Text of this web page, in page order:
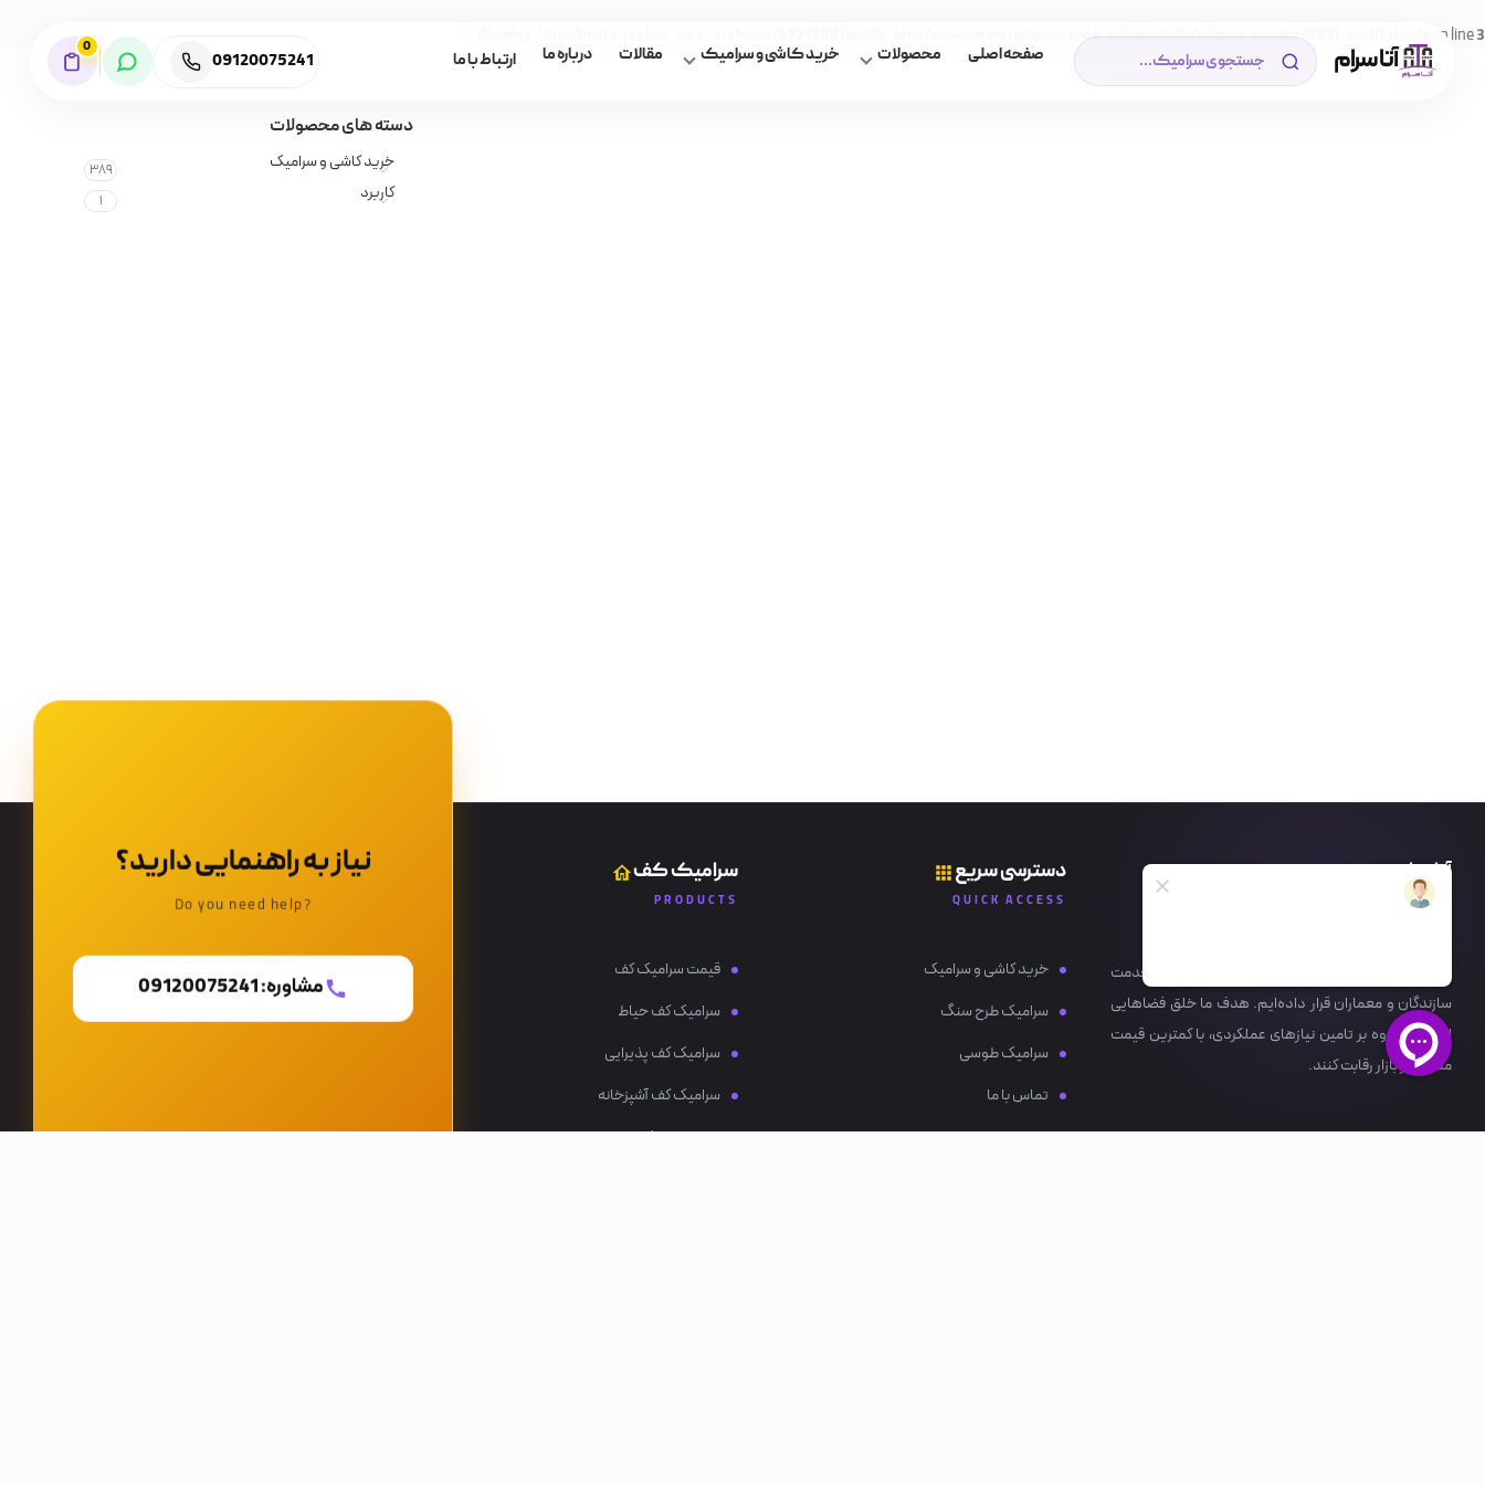
/home/h221388/public_html/wp-content/plugins/code-snippets/php/snippet-ops.php(663) : eval()'d code on line3
آتا سرام صفحه اصلی محصولات خرید کاشی و سرامیک مقالات درباره ما ارتباط با ما 09120075241
0
دسته های محصولات
خرید کاشی و سرامیک 389
کاربرد 1
آتاسرام
ATACERAM
ما در آتاسرام با افتخار هنر و تخصص خود را در خدمت
سازندگان و معماران قرار داده‌ایم. هدف ما خلق فضاهایی
است که علاوه بر تامین نیازهای عملکردی، با کمترین قیمت
ممکن در بازار رقابت کنند.
دسترسی سریع
QUICK ACCESS
خرید کاشی و سرامیک
سرامیک طرح سنگ
سرامیک طوسی
تماس با ما
درباره ما
سرامیک کف
PRODUCTS
قیمت سرامیک کف
سرامیک کف حیاط
سرامیک کف پذیرایی
سرامیک کف آشپزخانه
خرید سرامیک حمام
نیاز به راهنمایی دارید؟
?Do you need help
مشاوره: 09120075241